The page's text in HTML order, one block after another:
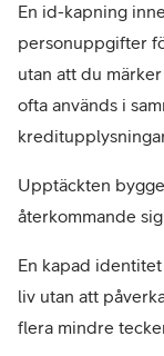
En id-kapning
personuppgifter
utan att du
ofta används i
Upptäckten
återkommande
En kapad
liv utan att
flera mindre